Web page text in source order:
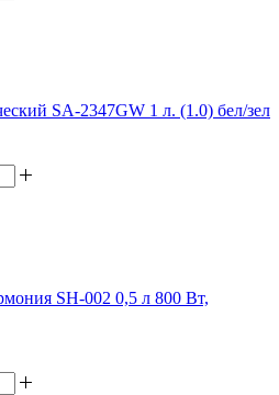
SA-2347GW 1 л. (1.0) бел/зел
SH-002 0,5 л 800 Вт,